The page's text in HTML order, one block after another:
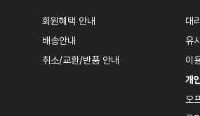
회원혜택 안내
배송안내
취소/교환/반품 안내
대
유
이
개
오